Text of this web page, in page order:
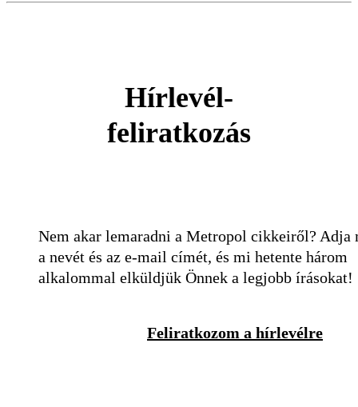
Hírlevél-
feliratkozás
Nem akar lemaradni a Metropol cikkeiről? Adja
a nevét és az e-mail címét, és mi hetente három
alkalommal elküldjük Önnek a legjobb írásokat!
Feliratkozom a hírlevélre